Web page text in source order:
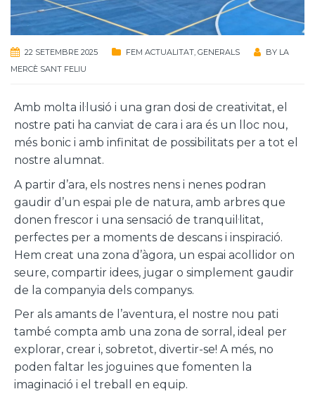
22 SETEMBRE 2025 FEM ACTUALITAT, GENERALS BY LA
MERCÈ SANT FELIU
Amb molta il·lusió i una gran dosi de creativitat, el
nostre pati ha canviat de cara i ara és un lloc nou,
més bonic i amb infinitat de possibilitats per a tot el
nostre alumnat.
A partir d’ara, els nostres nens i nenes podran
gaudir d’un espai ple de natura, amb arbres que
donen frescor i una sensació de tranquil·litat,
perfectes per a moments de descans i inspiració.
Hem creat una zona d’àgora, un espai acollidor on
seure, compartir idees, jugar o simplement gaudir
de la companyia dels companys.
Per als amants de l’aventura, el nostre nou pati
també compta amb una zona de sorral, ideal per
explorar, crear i, sobretot, divertir-se! A més, no
poden faltar les joguines que fomenten la
imaginació i el treball en equip.